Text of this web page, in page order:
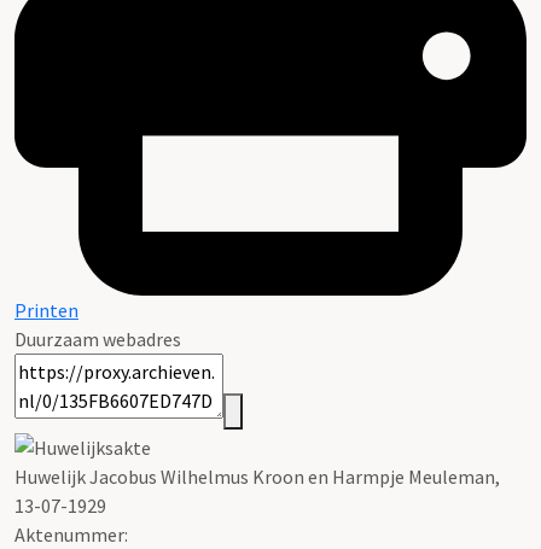
Printen
Duurzaam webadres
Huwelijk Jacobus Wilhelmus Kroon en Harmpje Meuleman,
13-07-1929
Aktenummer: